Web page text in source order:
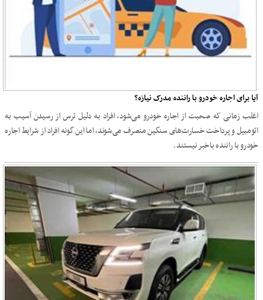
آیا برای اجاره خودرو با راننده مدرک نیازه؟
اغلب زمانی که صحبت از اجاره خودرو می‌شود، افراد به دلیل ترس از رسیدن آسیب به
اتومبیل و پرداخت خسارت‌های سنگین منصرف می‌شوند، اما این گونه افراد از شرایط اجاره
خودرو با راننده باخبر نیستند.